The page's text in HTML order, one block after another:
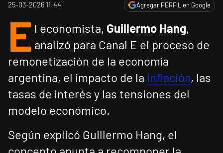
25-03-2026 11:44 Agregar PERFIL en Google
E l economista, Guillermo Hang,
analizó para Canal E el proceso de
remonetización de la economía
argentina, el impacto de la inflación, las
tasas de interés y las tensiones del
modelo económico.
Según explicó Guillermo Hang, el